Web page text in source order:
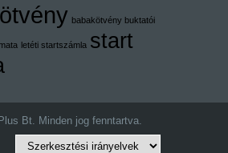
babakötvény buktatói
letéti startszámla start
Bt. Minden jog fenntartva.